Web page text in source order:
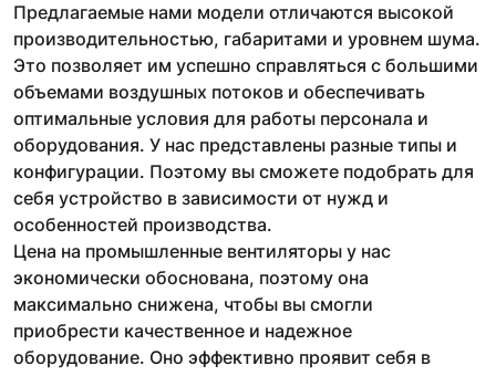
Предлагаемые нами модели отличаются высокой
производительностью, габаритами и уровнем шума.
Это позволяет им успешно справляться с большими
объемами воздушных потоков и обеспечивать
оптимальные условия для работы персонала и
оборудования. У нас представлены разные типы и
конфигурации. Поэтому вы сможете подобрать для
себя устройство в зависимости от нужд и
особенностей производства.
Цена на промышленные вентиляторы у нас
экономически обоснована, поэтому она
максимально снижена, чтобы вы смогли
приобрести качественное и надежное
оборудование. Оно эффективно проявит себя в